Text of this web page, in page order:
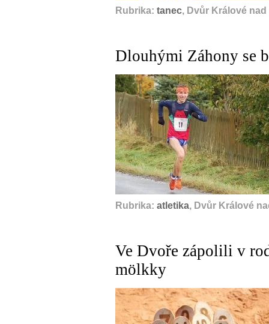
Rubrika: tanec, Dvůr Králové
Dlouhými Záhony se
Rubrika: atletika, Dvůr Králové
Ve Dvoře zápolili v
mölkky